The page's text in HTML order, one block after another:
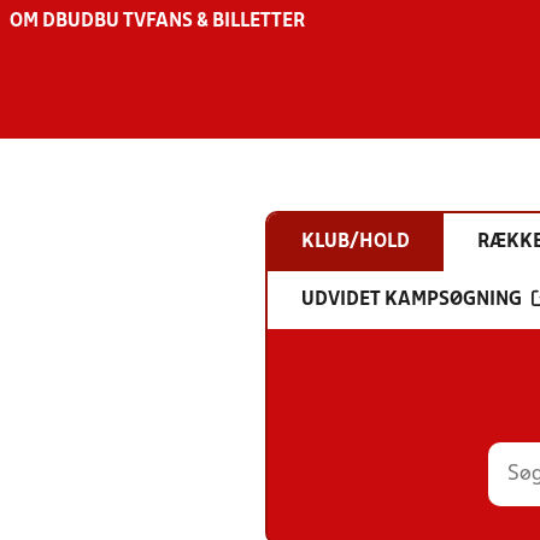
OM DBU DBU TV FANS & BILLETTER
KLUB/HOLD
UDVIDET KAMPSØGNING